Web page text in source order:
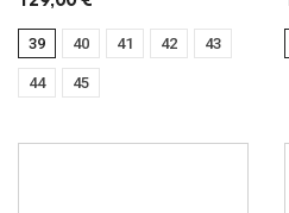
39 40 41 42 43
44 45